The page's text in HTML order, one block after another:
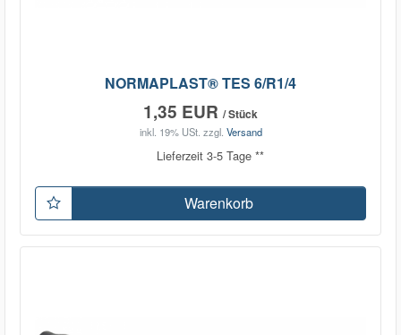
NORMAPLAST® TES 6/R1/4
1,35 EUR / Stück
inkl. 19% USt. zzgl. Versand
Lieferzeit 3-5 Tage **
Warenkorb